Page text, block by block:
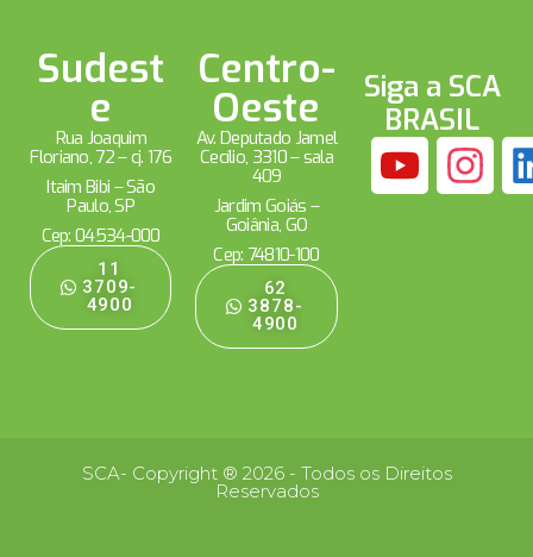
Sudest
e
Rua Joaquim
Floriano, 72 – cj. 176
Itaim Bibi – São
Paulo, SP
Cep: 04534-000
11
3709-
4900
Centro-
Oeste
Av. Deputado Jamel
Cecílio, 3310 – sala
409
Jardim Goiás –
Goiânia, GO
Cep: 74810-100
62
3878-
4900
Siga a SCA
BRASIL
SCA- Copyright ® 2026 - Todos os Direitos
Reservados